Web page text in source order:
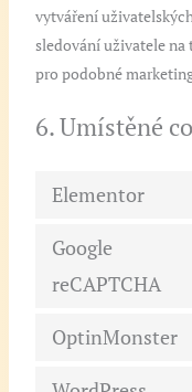
vytváření
sledování uživatele
pro podobné
6. Umístěné
Elementor
Google
reCAPTCHA
OptinMonster